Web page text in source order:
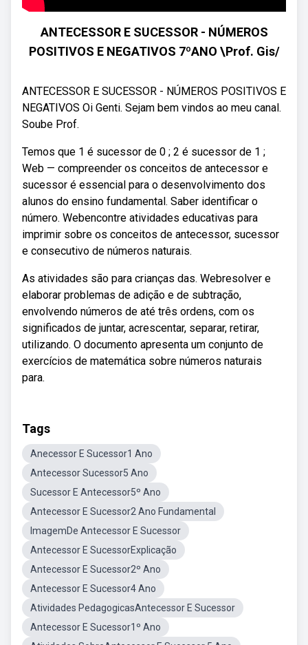
ANTECESSOR E SUCESSOR - NÚMEROS
POSITIVOS E NEGATIVOS 7ºANO \Prof. Gis/
ANTECESSOR E SUCESSOR - NÚMEROS POSITIVOS E
NEGATIVOS Oi Genti. Sejam bem vindos ao meu canal.
Soube Prof.
Temos que 1 é sucessor de 0 ; 2 é sucessor de 1 ;
Web — compreender os conceitos de antecessor e
sucessor é essencial para o desenvolvimento dos
alunos do ensino fundamental. Saber identificar o
número. Webencontre atividades educativas para
imprimir sobre os conceitos de antecessor, sucessor
e consecutivo de números naturais.
As atividades são para crianças das. Webresolver e
elaborar problemas de adição e de subtração,
envolvendo números de até três ordens, com os
significados de juntar, acrescentar, separar, retirar,
utilizando. O documento apresenta um conjunto de
exercícios de matemática sobre números naturais
para.
Tags
Anecessor E Sucessor1 Ano
Antecessor Sucessor5 Ano
Sucessor E Antecessor5º Ano
Antecessor E Sucessor2 Ano Fundamental
ImagemDe Antecessor E Sucessor
Antecessor E SucessorExplicação
Antecessor E Sucessor2º Ano
Antecessor E Sucessor4 Ano
Atividades PedagogicasAntecessor E Sucessor
Antecessor E Sucessor1º Ano